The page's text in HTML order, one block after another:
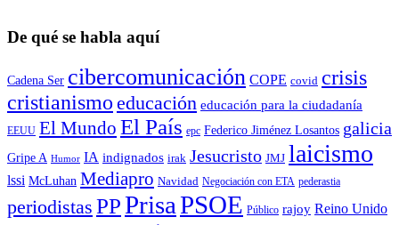
De qué se habla aquí
Cadena Ser cibercomunicación COPE covid crisis
cristianismo educación educación para la ciudadaní­a
EEUU El Mundo El País epc Federico Jiménez Losantos galicia
Gripe A Humor IA indignados irak Jesucristo JMJ laicismo
lssi McLuhan Mediapro Navidad Negociación con ETA pederastia
periodistas PPPrisaPSOE Público rajoy Reino Unido